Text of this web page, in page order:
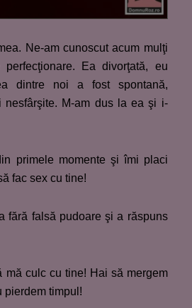
Ne-am cunoscut acum mulţi
Ea divorţată, eu
dintre noi a fost spontană,
nesfârşite. M-am dus la ea şi i-
primele momente şi îmi placi
fac sex cu tine!
fără falsă pudoare şi a răspuns
mă culc cu tine! Hai să mergem
pierdem timpul!